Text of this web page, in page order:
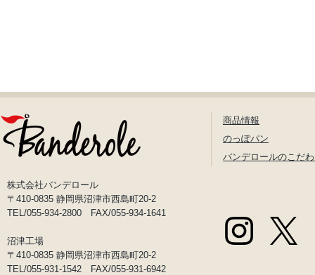
株式会社バンデロール
〒410-0835 静岡県沼津市西島町20-2
TEL/055-934-2800 FAX/055-934-1641
沼津工場
〒410-0835 静岡県沼津市西島町20-2
TEL/055-931-1542 FAX/055-931-6942
商品情報
のっぽパン
バンデロールのこだ